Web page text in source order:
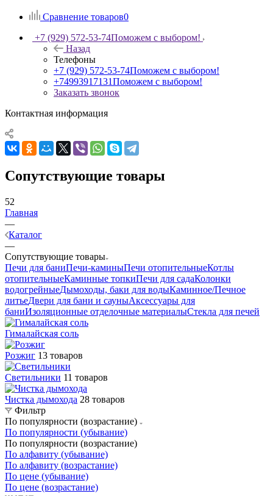
Сравнение товаров0
+7 (929) 572-53-74Поможем с выбором!
Назад
Телефоны
+7 (929) 572-53-74Поможем с выбором!
+74993917131Поможем с выбором!
Заказать звонок
Контактная информация
Сопутствующие товары
52
Главная
—
Каталог
—
Сопутствующие товары
Печи для баниПечи-каминыПечи отопительныеКотлы
отопительныеКаминные топкиПечи для садаКолонки
водогрейныеДымоходы, баки для водыКаминное/Печное
литьеДвери для бани и сауныАксессуары для
баниИзоляционные отделочные материалыСтекла для печей
Гималайская соль
Розжиг 13 товаров
Светильники 11 товаров
Чистка дымохода 28 товаров
Фильтр
По популярности (возрастание)
По популярности (убывание)
По популярности (возрастание)
По алфавиту (убывание)
По алфавиту (возрастание)
По цене (убывание)
По цене (возрастание)